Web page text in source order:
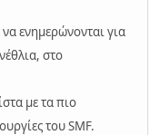
ενημερώνονται για
στο
με τα πιο
του SMF.